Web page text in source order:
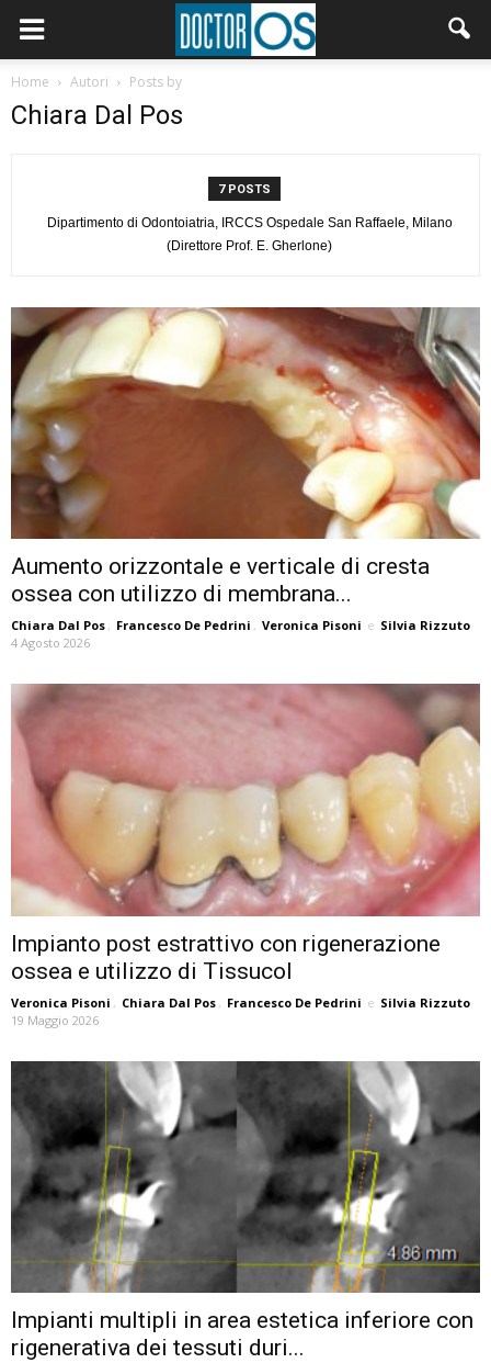
Home Autori Posts by
Chiara Dal Pos
7 POSTS
Dipartimento di Odontoiatria, IRCCS Ospedale San Raffaele, Milano
(Direttore Prof. E. Gherlone)
Aumento orizzontale e verticale di cresta
ossea con utilizzo di membrana...
Chiara Dal Pos , Francesco De Pedrini , Veronica Pisoni e Silvia Rizzuto
4 Agosto 2026
Impianto post estrattivo con rigenerazione
ossea e utilizzo di Tissucol
Veronica Pisoni , Chiara Dal Pos , Francesco De Pedrini e Silvia Rizzuto
19 Maggio 2026
Impianti multipli in area estetica inferiore con
rigenerativa dei tessuti duri...